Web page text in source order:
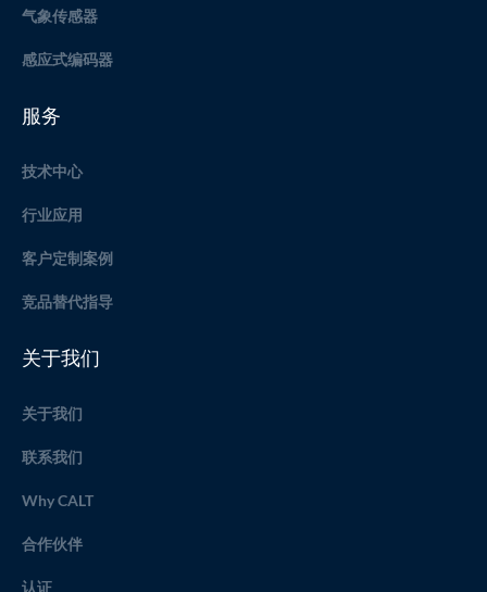
气象传感器
感应式编码器
服务
技术中心
行业应用
客户定制案例
竞品替代指导
关于我们
关于我们
联系我们
Why CALT
合作伙伴
认证